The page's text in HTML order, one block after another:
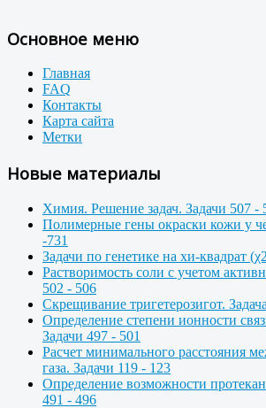
Основное меню
Главная
FAQ
Контакты
Карта сайта
Метки
Новые материалы
Химия. Решение задач. Задачи 507 -
Полимерные гены окраски кожи у
-731
Задачи по генетике на хи-квадрат
Растворимость соли с учетом
502 - 506
Скрещивание тригетерозигот.
Определение степени ионности
Задачи 497 - 501
Расчет минимального расстояния
газа. Задачи 119 - 123
Определение возможности
491 - 496